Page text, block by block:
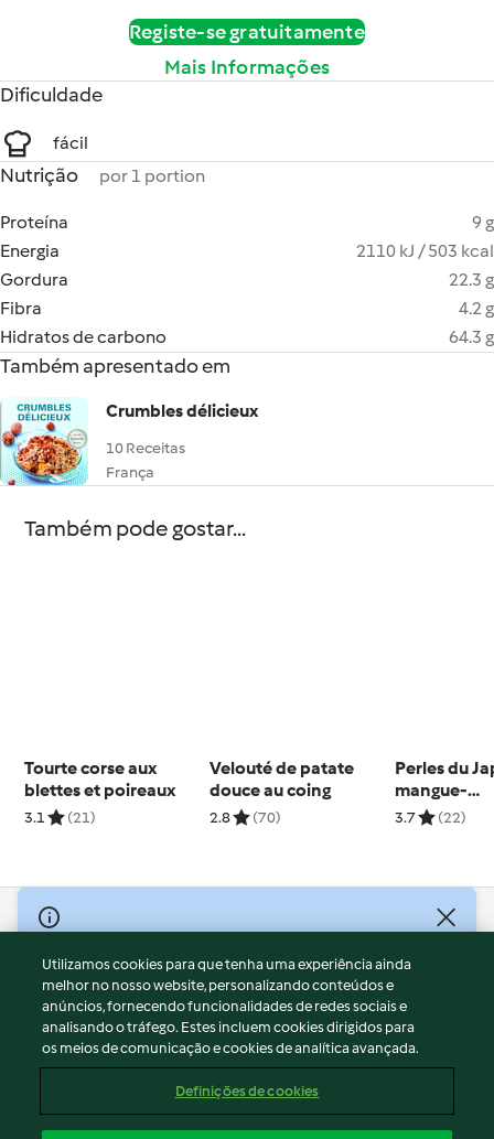
Registe-se gratuitamente
Mais Informações
Dificuldade
fácil
Nutrição por 1 portion
Proteína
9 g
Energia
2110 kJ / 503 kcal
Gordura
22.3 g
Fibra
4.2 g
Hidratos de carbono
64.3 g
Também apresentado em
Crumbles délicieux
10 Receitas
França
Também pode gostar...
Tourte corse aux
blettes et poireaux
3.1 (21)
Velouté de patate
douce au coing
2.8 (70)
Perles du
mangue-
3.7 (22)
© Copyright 2026
Termos de Utilização
Aviso sobre Proteção de Dados
Aviso
Apoio legal
Conteúdo do relatório
Utilizamos cookies para que tenha uma experiência ainda
melhor no nosso website, personalizando conteúdos e
anúncios, fornecendo funcionalidades de redes sociais e
analisando o tráfego. Estes incluem cookies dirigidos para
os meios de comunicação e cookies de analítica avançada.
Definições de cookies